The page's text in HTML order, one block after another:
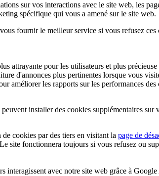
sur vos interactions avec le site web, les
spécifique qui vous a amené sur le site web.
fournir le meilleur service si vous refusez ces
attrayante pour les utilisateurs et plus précieuse
d'annonces plus pertinentes lorsque vous
améliorer les rapports sur les performances des
installer des cookies supplémentaires sur
cookies par des tiers en visitant la page de
site fonctionnera toujours si vous refusez ou
interagissent avec notre site web grâce à